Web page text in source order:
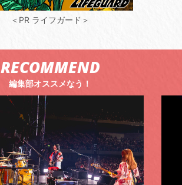
＜PR ライフガード＞
RECOMMEND
編集部オススメなう！